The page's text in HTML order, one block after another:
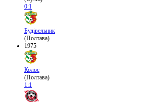
0:1
Будівельник
(Полтава)
1975
Колос
(Полтава)
1:1